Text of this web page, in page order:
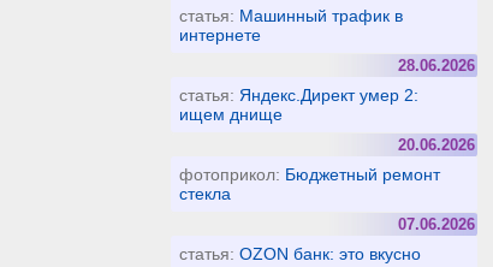
статья: Машинный трафик в
интернете
28.06.2026
статья: Яндекс.Директ умер 2:
ищем днище
20.06.2026
фотоприкол: Бюджетный ремонт
стекла
07.06.2026
статья:OZON банк: это вкусно